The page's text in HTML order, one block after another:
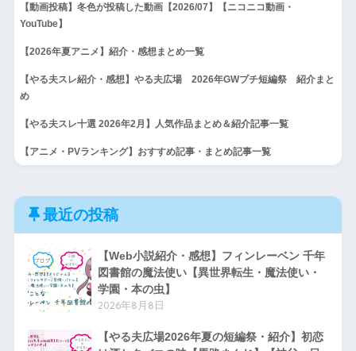
【動画投稿】冬色が投稿した動画【2026/07】【ニコニコ動画・
YouTube】
【2026年夏アニメ】紹介・感想まとめ一覧
【やる夫スレ紹介・感想】やる夫広場 2026年GWプチ短編祭 紹介まと
め
【やる夫スレ十選 2026年2月】人気作品まとめ＆紹介記事一覧
【アニメ・PVランキング】おすすめ記事・まとめ記事一覧
最近の投稿
【Web小説紹介・感想】フィンレーベン 千年
図書館の魔法使い【異世界転生・魔法使い・
学園・本の虫】
2026年8月8日
【やる夫広場2026年夏の短編祭・紹介】初恋